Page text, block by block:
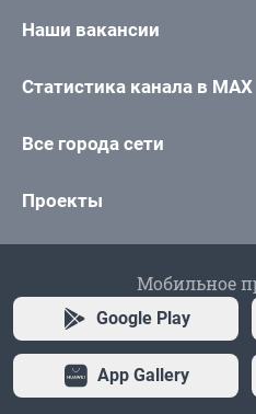
Наши вакансии
Статистика канала в MAX
Все города сети
Проекты
Мобильное
Google Play
App Gallery